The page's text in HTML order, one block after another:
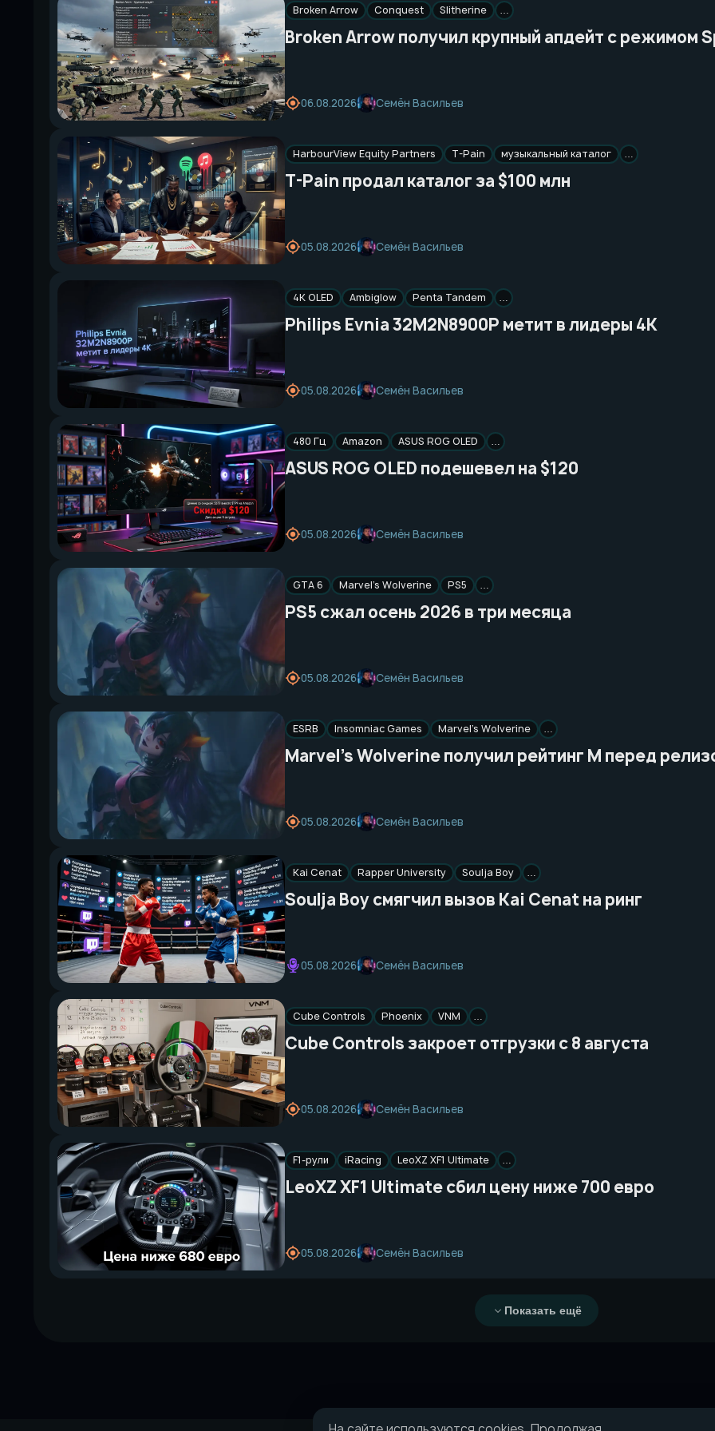
Broken Arrow Conquest Slitherine …
Broken Arrow получил крупный апдейт с режимом
06.08.2026 Семён Васильев
HarbourView Equity Partners T-Pain музыкальный каталог …
T-Pain продал каталог за $100 млн
05.08.2026 Семён Васильев
4K OLED Ambiglow Penta Tandem …
Philips Evnia 32M2N8900P метит в лидеры 4K
05.08.2026 Семён Васильев
480 Гц Amazon ASUS ROG OLED …
ASUS ROG OLED подешевел на $120
05.08.2026 Семён Васильев
GTA 6 Marvel’s Wolverine PS5 …
PS5 сжал осень 2026 в три месяца
05.08.2026 Семён Васильев
ESRB Insomniac Games Marvel’s Wolverine …
Marvel’s Wolverine получил рейтинг M перед
05.08.2026 Семён Васильев
Kai Cenat Rapper University Soulja Boy …
Soulja Boy смягчил вызов Kai Cenat на ринг
05.08.2026 Семён Васильев
Cube Controls Phoenix VNM …
Cube Controls закроет отгрузки с 8 августа
05.08.2026 Семён Васильев
F1-рули iRacing LeoXZ XF1 Ultimate …
LeoXZ XF1 Ultimate сбил цену ниже 700 евро
05.08.2026 Семён Васильев
Показать ещё